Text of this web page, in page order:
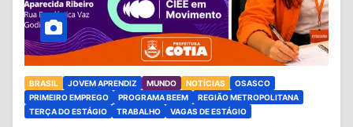
BRASIL JOVEM APRENDIZ MUNDO NOTÍCIAS
OSASCO
PRIMEIRO EMPREGO
PROGRAMA BEEM
REGIÃO METROPOLITANA
TERÇA DO ESTÁGIO
TRABALHO VAGAS DE ESTÁGIO